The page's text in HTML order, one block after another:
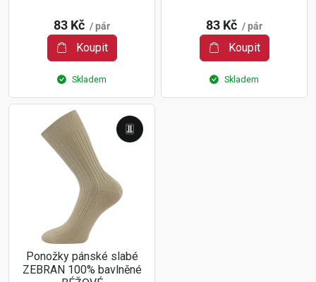
83 Kč / pár
Koupit
Skladem
83 Kč / pár
Koupit
Skladem
Ponožky pánské slabé
ZEBRAN 100% bavlněné